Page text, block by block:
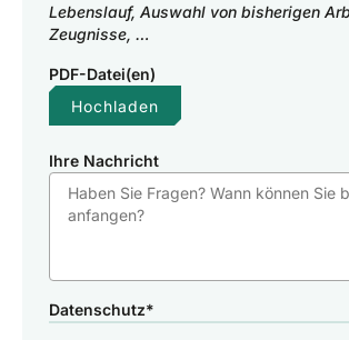
Lebenslauf, Auswahl von bisherigen
Zeugnisse, …
PDF-Datei(en)
Hochladen
Ihre Nachricht
Datenschutz*